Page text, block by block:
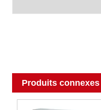
Produits connexes